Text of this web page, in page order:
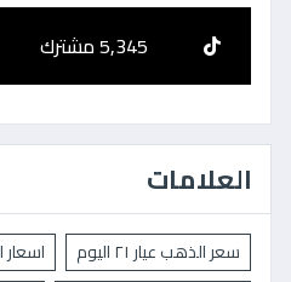
5,345 مشترك
العلامات
سعر الذهب عيار ٢١ اليوم